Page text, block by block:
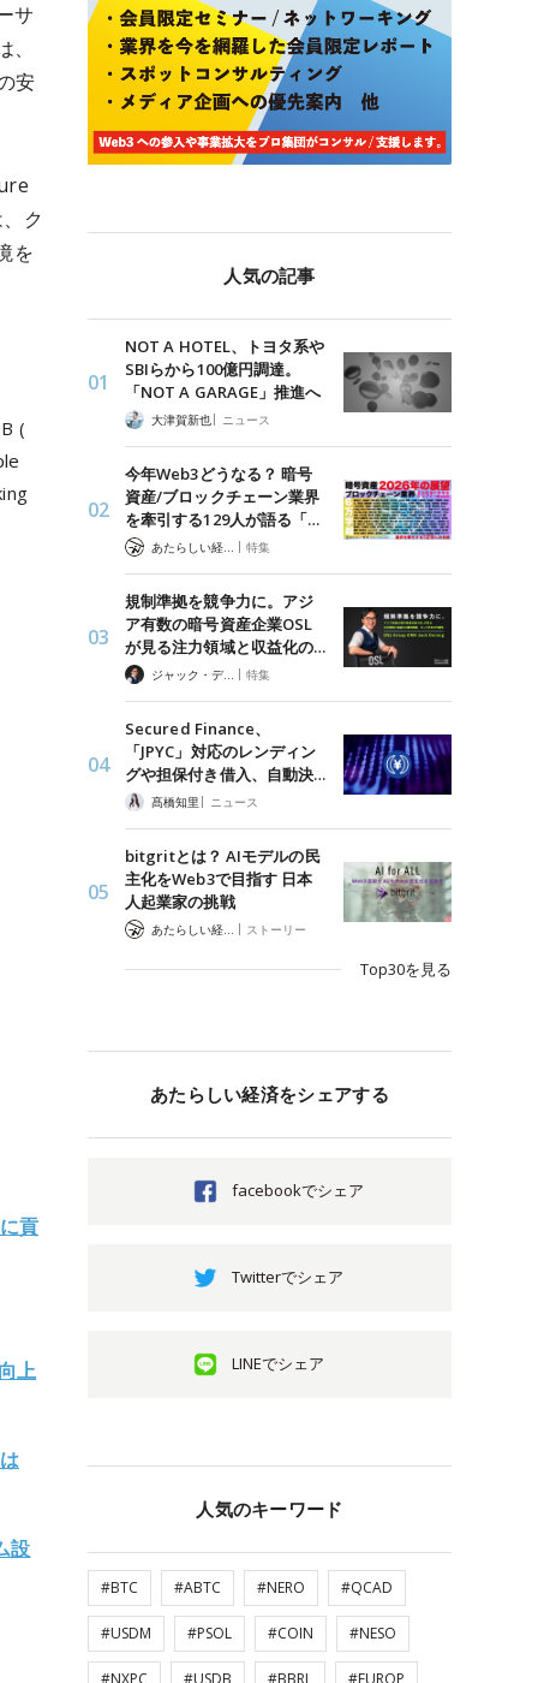
サ
安
ク
を
(
貢
上
設
人気の記事
NOT A HOTEL、トヨタ系や
SBIらから100億円調達。
「NOT A GARAGE」推進へ
大津賀新也| ニュース
今年Web3どうなる？ 暗号
資産/ブロックチェーン業界
を牽引する129人が語る「…
| 特集
規制準拠を競争力に。アジ
ア有数の暗号資産企業OSL
が見る注力領域と収益化の…
ジャック・デロン（Jack Derong） | 特集
Secured Finance、
「JPYC」対応のレンディン
グや担保付き借入、自動決…
髙橋知里 | ニュース
bitgritとは？ AIモデルの民
主化をWeb3で目指す 日本
人起業家の挑戦
| ストーリー
Top30を見る
あたらしい経済をシェアする
facebookでシェア
Twitterでシェア
LINEでシェア
人気のキーワード
#BTC #ABTC #NERO #QCAD
#USDM #PSOL #COIN #NESO
#NXPC #USDB #BBRL #EUROP